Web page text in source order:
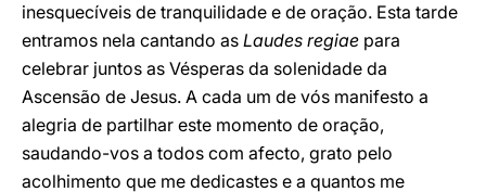
inesquecíveis de tranquilidade e de oração. Esta tarde
entramos nela cantando as Laudes regiae para
celebrar juntos as Vésperas da solenidade da
Ascensão de Jesus. A cada um de vós manifesto a
alegria de partilhar este momento de oração,
saudando-vos a todos com afecto, grato pelo
acolhimento que me dedicastes e a quantos me